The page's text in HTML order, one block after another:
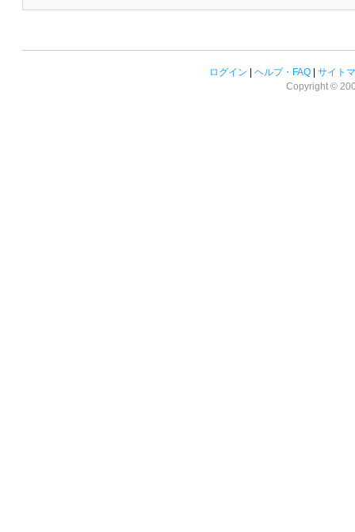
ログイン ヘルプ・FAQ
サイト
Copyright ©